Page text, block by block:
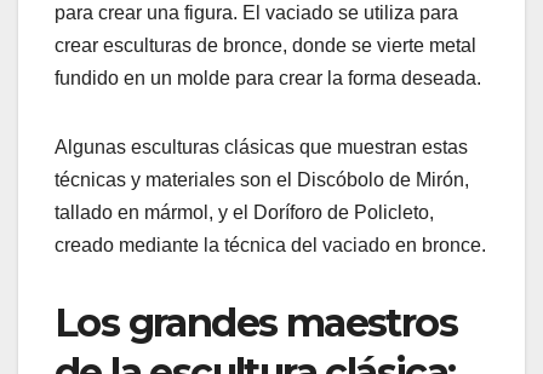
para crear una figura. El vaciado se utiliza para
crear esculturas de bronce, donde se vierte metal
fundido en un molde para crear la forma deseada.
Algunas esculturas clásicas que muestran estas
técnicas y materiales son el Discóbolo de Mirón,
tallado en mármol, y el Doríforo de Policleto,
creado mediante la técnica del vaciado en bronce.
Los grandes maestros